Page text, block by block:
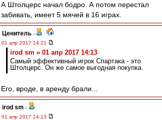
А Штолцерс начал бодро. А потом перестал
забивать, имеет 5 мячей в 16 играх.
Ценитель -
01 апр 2017 14:21
irod sm » 01 апр 2017 14:13
Самый эффективный игрок Спартака - это
Штолцерс. Он же самое выгодная покупка.
Его, вроде, в аренду брали...
irod sm -
01 апр 2017 14:13